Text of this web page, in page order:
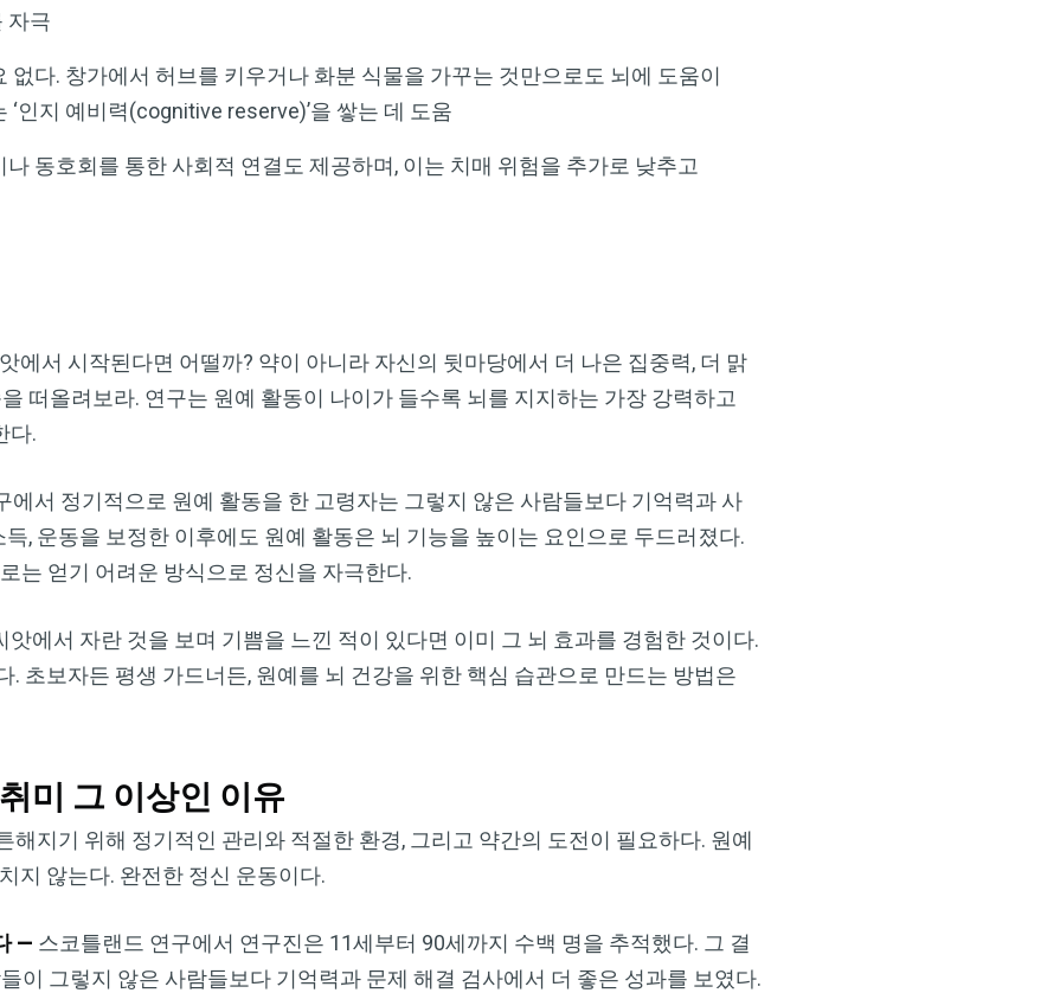
자극
없다. 창가에서 허브를 키우거나 화분 식물을 가꾸는 것만으로도 뇌에 도움이
인지 예비력(cognitive reserve)’을 쌓는 데 도움
동호회를 통한 사회적 연결도 제공하며, 이는 치매 위험을 추가로 낮추고
에서 시작된다면 어떨까? 약이 아니라 자신의 뒷마당에서 더 나은 집중력, 더 맑
떠올려보라. 연구는 원예 활동이 나이가 들수록 뇌를 지지하는 가장 강력하고
다.
에서 정기적으로 원예 활동을 한 고령자는 그렇지 않은 사람들보다 기억력과 사
, 운동을 보정한 이후에도 원예 활동은 뇌 기능을 높이는 요인으로 두드러졌다.
는 얻기 어려운 방식으로 정신을 자극한다.
에서 자란 것을 보며 기쁨을 느낀 적이 있다면 이미 그 뇌 효과를 경험한 것이다.
. 초보자든 평생 가드너든, 원예를 뇌 건강을 위한 핵심 습관으로 만드는 방법은
미 그 이상인 이유
해지기 위해 정기적인 관리와 적절한 환경, 그리고 약간의 도전이 필요하다. 원예
지 않는다. 완전한 정신 운동이다.
— 스코틀랜드 연구에서 연구진은 11세부터 90세까지 수백 명을 추적했다. 그 결
이 그렇지 않은 사람들보다 기억력과 문제 해결 검사에서 더 좋은 성과를 보였다.